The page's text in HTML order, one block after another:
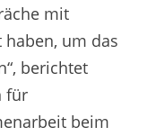
mit
um das
berichtet
für
beim